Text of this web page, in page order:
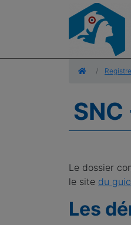
Accueil
SNC
Le dossier
le site du
Les